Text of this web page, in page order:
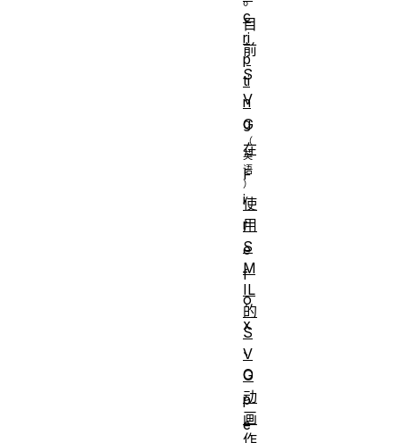
目
前
S
V
G
在
F
i
r
e
f
o
x
、
O
p
e
c
ri
p
ti
n
g
使
用
S
M
IL
的
S
V
G
动
画
作